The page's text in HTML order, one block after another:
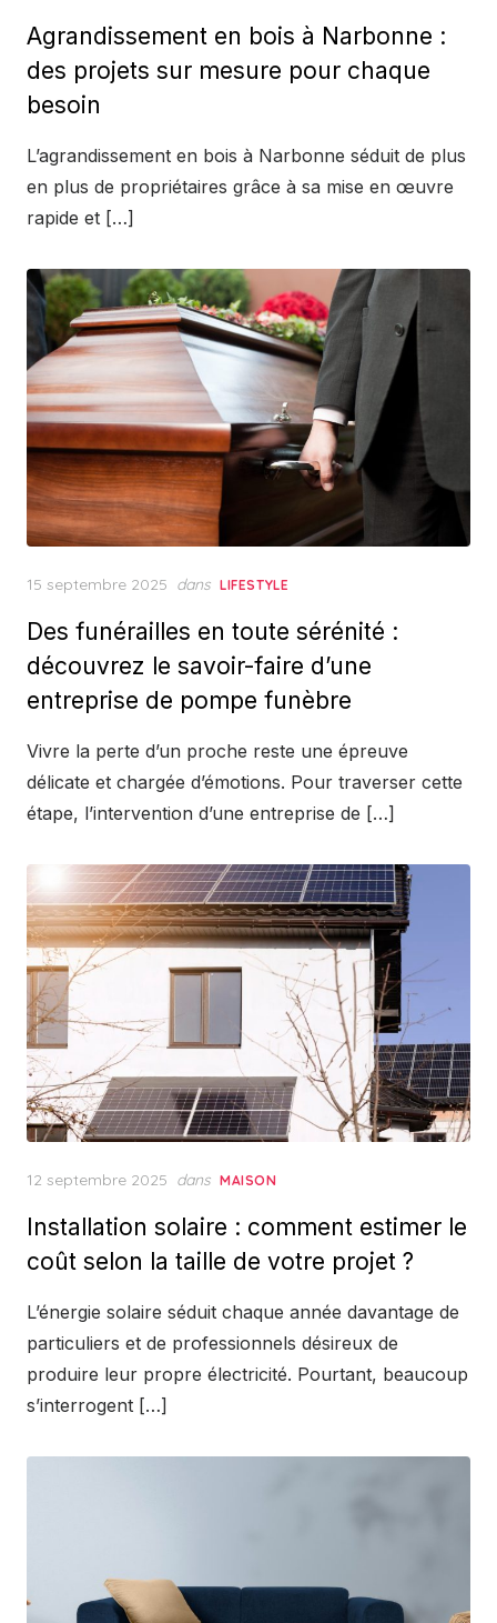
Agrandissement en bois à Narbonne :
des projets sur mesure pour chaque
besoin
L’agrandissement en bois à Narbonne séduit de plus
en plus de propriétaires grâce à sa mise en œuvre
rapide et […]
Posted
15 septembre 2025 dans LIFESTYLE
Des funérailles en toute sérénité :
découvrez le savoir-faire d’une
entreprise de pompe funèbre
Vivre la perte d’un proche reste une épreuve
délicate et chargée d’émotions. Pour traverser cette
étape, l’intervention d’une entreprise de […]
Posted
12 septembre 2025 dans MAISON
Installation solaire : comment estimer le
coût selon la taille de votre projet ?
L’énergie solaire séduit chaque année davantage de
particuliers et de professionnels désireux de
produire leur propre électricité. Pourtant, beaucoup
s’interrogent […]